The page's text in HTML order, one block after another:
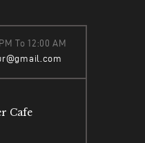
To 12:00 AM